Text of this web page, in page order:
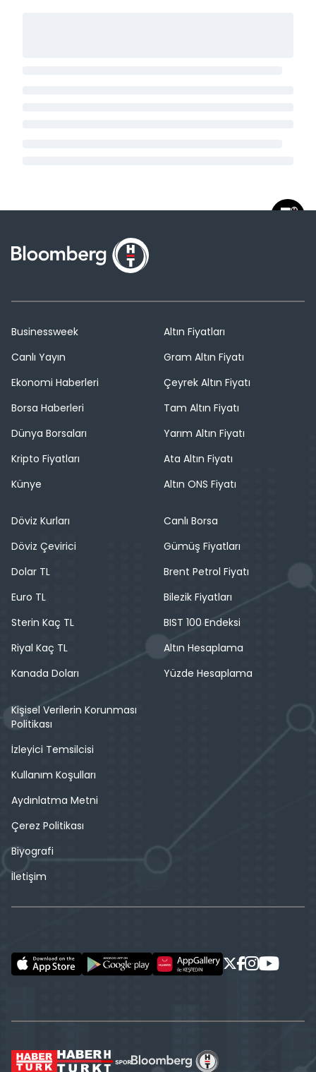
Businessweek
Canlı Yayın
Ekonomi Haberleri
Borsa Haberleri
Dünya Borsaları
Kripto Fiyatları
Künye
Altın Fiyatları
Gram Altın Fiyatı
Çeyrek Altın Fiyatı
Tam Altın Fiyatı
Yarım Altın Fiyatı
Ata Altın Fiyatı
Altın ONS Fiyatı
Döviz Kurları
Döviz Çevirici
Dolar TL
Euro TL
Sterin Kaç TL
Riyal Kaç TL
Kanada Doları
Canlı Borsa
Gümüş Fiyatları
Brent Petrol Fiyatı
Bilezik Fiyatları
BIST 100 Endeksi
Altın Hesaplama
Yüzde Hesaplama
Kişisel Verilerin Korunması
Politikası
İzleyici Temsilcisi
Kullanım Koşulları
Aydınlatma Metni
Çerez Politikası
Biyografi
İletişim